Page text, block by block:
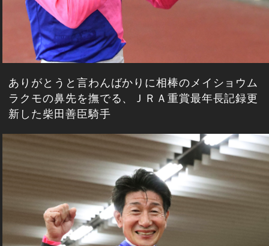
ありがとうと言わんばかりに相棒のメイショウム
ラクモの鼻先を撫でる、ＪＲＡ重賞最年長記録更
新した柴田善臣騎手